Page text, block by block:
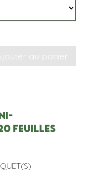
au panier
FEUILLES